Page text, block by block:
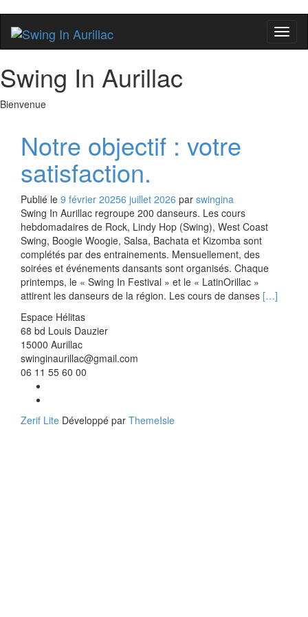
la
Swing In Aurillac
Bienvenue
Notre objectif : votre
satisfaction.
Publié le 9 février 20256 juillet 2026 par swingina
Swing In Aurillac regroupe 200 danseurs. Les cours
hebdomadaires de Rock, Lindy Hop (Swing), West Coast
Swing, Boogie Woogie, Salsa, Bachata et Kizomba sont
complétés par des entrainements. Mensuellement, des
soirées et événements dansants sont organisés. Chaque
printemps, le « Swing In Festival » et le « LatinOrillac »
attirent les danseurs de la région. Les cours de danses En
[…]
Espace Hélitas
68 bd Louis Dauzier
15000 Aurillac
swinginaurillac@gmail.com
06 11 55 60 00
Zerif Lite Développé par ThemeIsle